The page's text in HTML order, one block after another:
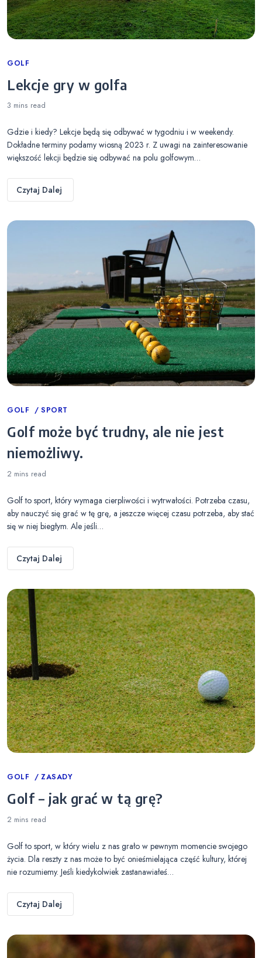
Categories
GOLF
Lekcje gry w golfa
3 mins read
Gdzie i kiedy? Lekcje będą się odbywać w tygodniu i w weekendy.
Dokładne terminy podamy wiosną 2023 r. Z uwagi na zainteresowanie
większość lekcji będzie się odbywać na polu golfowym…
Czytaj Dalej
Categories
GOLF SPORT
Golf może być trudny, ale nie jest
niemożliwy.
2 mins read
Golf to sport, który wymaga cierpliwości i wytrwałości. Potrzeba czasu,
aby nauczyć się grać w tę grę, a jeszcze więcej czasu potrzeba, aby stać
się w niej biegłym. Ale jeśli…
Czytaj Dalej
Categories
GOLF ZASADY
Golf – jak grać w tą grę?
2 mins read
Golf to sport, w który wielu z nas grało w pewnym momencie swojego
życia. Dla reszty z nas może to być onieśmielająca część kultury, której
nie rozumiemy. Jeśli kiedykolwiek zastanawiałeś…
Czytaj Dalej